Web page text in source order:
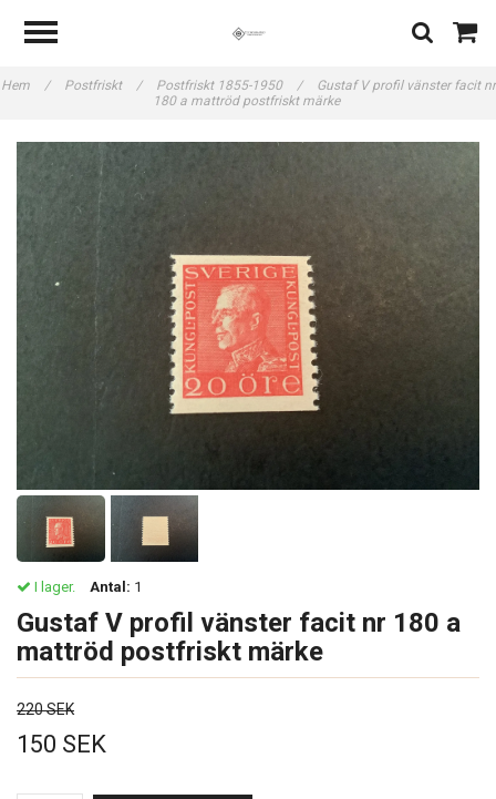
Hem / Postfriskt / Postfriskt 1855-1950 /
Gustaf V profil vänster facit nr
180 a mattröd postfriskt märke
I lager. Antal: 1
Gustaf V profil vänster facit nr 180 a
mattröd postfriskt märke
220 SEK
150 SEK